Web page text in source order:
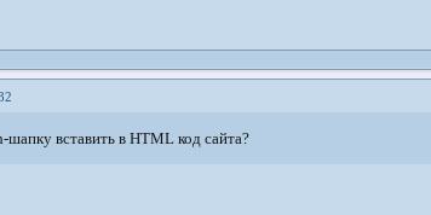
шапку вставить в HTML код сайта?